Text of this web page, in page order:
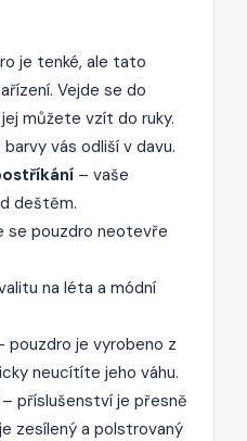
je tenké, ale tato
Vejde se do
můžete vzít do ruky.
barvy vás odliší v davu.
– vaše
deštěm.
se pouzdro neotevře
na léta a módní
pouzdro je vyrobeno z
neucítíte jeho váhu.
– příslušenství je přesně
zesílený a polstrovaný